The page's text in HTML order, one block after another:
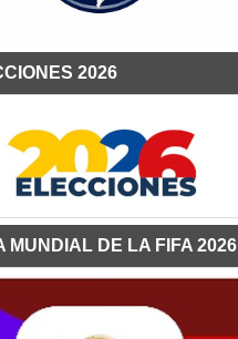
2026
MUNDIAL DE LA FIFA 2026